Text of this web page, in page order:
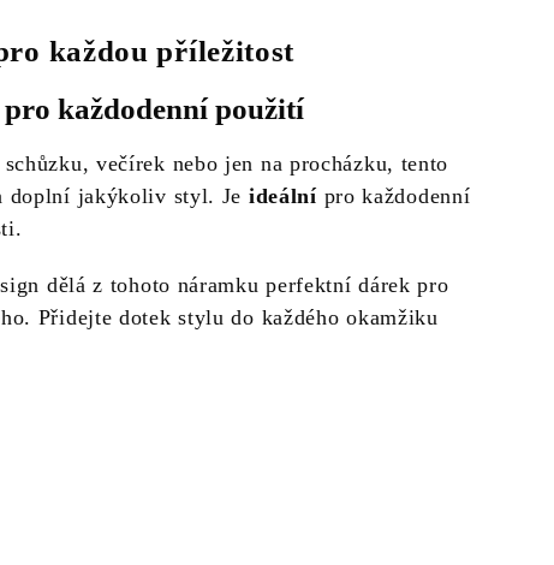
každou příležitost
každodenní použití
večírek nebo jen na procházku, tento
doplní jakýkoliv styl. Je ideálnípro každodenní
dělá z tohoto náramku perfektní dárek pro
Přidejte dotek stylu do každého okamžiku